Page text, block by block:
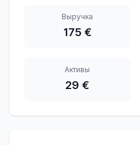
Выручка
175 €
Активы
29 €